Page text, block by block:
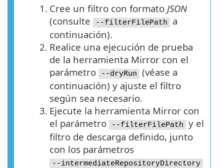
1. Cree un filtro con formato JSON
(consulte
--filterFilePath
a
continuación).
2. Realice una ejecución de prueba
de la herramienta Mirror con el
parámetro
--dryRun
(véase a
continuación) y ajuste el filtro
según sea necesario.
3. Ejecute la herramienta Mirror con
el parámetro
--filterFilePath
y el
filtro de descarga definido, junto
con los parámetros
--intermediateRepositoryDirectory